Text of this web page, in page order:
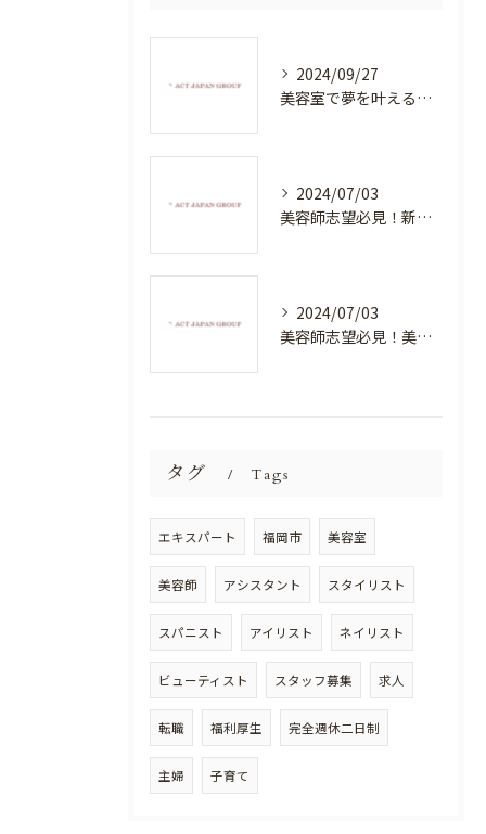
2024/09/27
美容室で夢を叶える！自分を磨く新たなチャンス
2024/07/03
美容師志望必見！新たな価値を創造する美容室でハイレベルな技術を学べる環境
2024/07/03
美容師志望必見！美容室NEWSTANDARDで最高のスキルアップを目指そう！
タグ Tags
エキスパート 福岡市 美容室
美容師 アシスタント スタイリスト
スパニスト アイリスト ネイリスト
ビューティスト スタッフ募集 求人
転職 福利厚生 完全週休二日制
主婦 子育て